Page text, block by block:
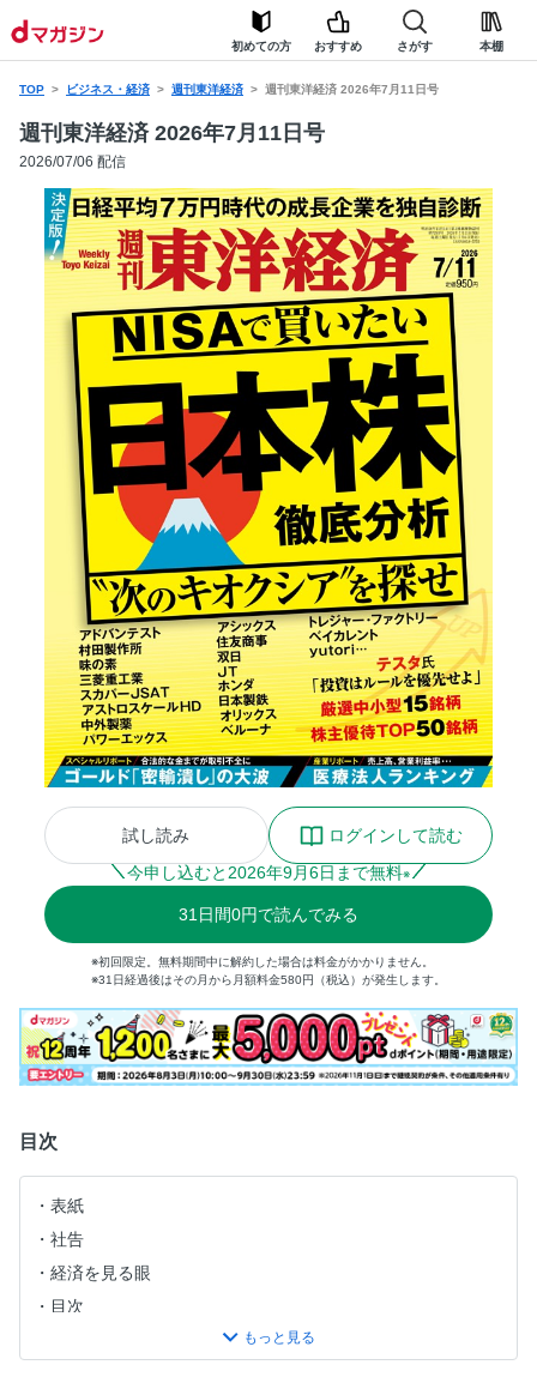
初めての方 おすすめ さがす 本棚
TOP ビジネス・経済 週刊東洋経済 週刊東洋経済 2026年7月11日号
週刊東洋経済 2026年7月11日号
2026/07/06 配信
試し読み
ログインして読む
今申し込むと 2026年9月6日まで無料※
31 日間0円で読んでみる
※初回限定。無料期間中に解約した場合は料金がかかりません。
※31日経過後はその月から月額料金580円（税込）が発生します。
目次
表紙
社告
経済を見る眼
目次
ニュース&トピックス最前線